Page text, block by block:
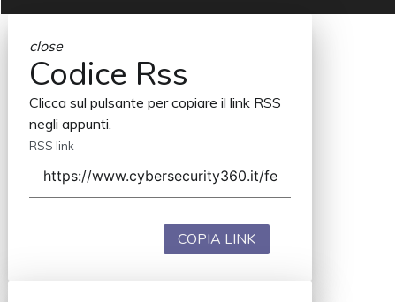
close
Codice Rss
Clicca sul pulsante per copiare il link RSS
negli appunti.
RSS link
COPIA LINK